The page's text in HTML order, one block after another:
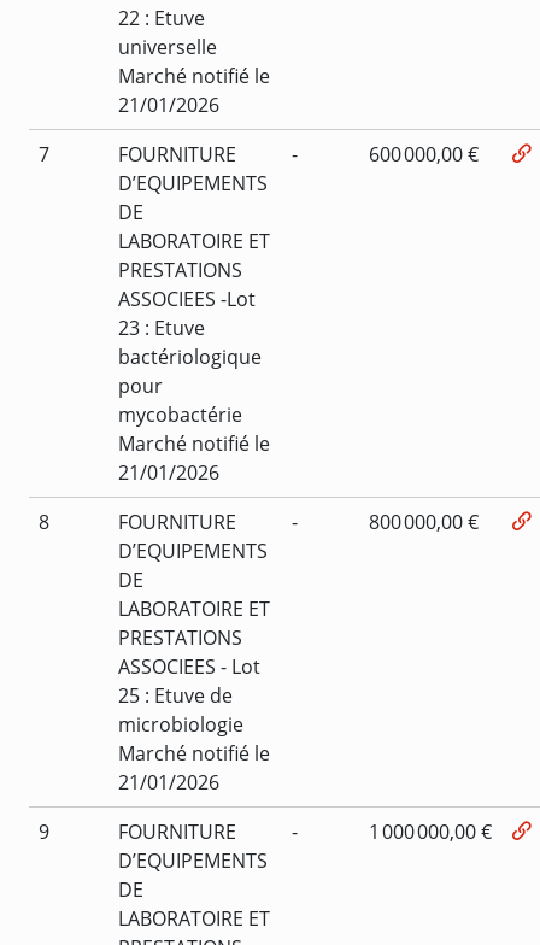
22 : Etuve
universelle
Marché notifié le
21/01/2026
7
FOURNITURE
D’EQUIPEMENTS
DE
LABORATOIRE ET
PRESTATIONS
ASSOCIEES -Lot
23 : Etuve
bactériologique
pour
mycobactérie
Marché notifié le
21/01/2026
- 600 000,00 €
8
FOURNITURE
D’EQUIPEMENTS
DE
LABORATOIRE ET
PRESTATIONS
ASSOCIEES - Lot
25 : Etuve de
microbiologie
Marché notifié le
21/01/2026
- 800 000,00 €
9
FOURNITURE
D’EQUIPEMENTS
DE
LABORATOIRE ET
- 1 000 000,00 €